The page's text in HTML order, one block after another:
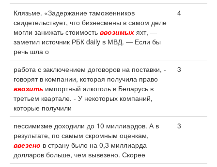
Клязьме. «Задержание таможенников
свидетельствует, что бизнесмены в самом деле
могли занижать стоимость ввозимых яхт, —
заметил источник РБК daily в МВД. — Если бы
речь шла о
4
работа с заключением договоров на поставки, -
говорят в компании, которая получила право
ввозить импортный алкоголь в Беларусь в
третьем квартале. - У некоторых компаний,
которые получили
3
пессимизме доходили до 10 миллиардов. А в
результате, по самым скромным оценкам,
ввезено в страну было на 0,3 миллиарда
долларов больше, чем вывезено. Скорее
3